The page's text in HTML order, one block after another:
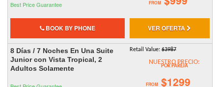
Best Price Guarantee FROM
BOOK BY PHONE VER OFERTA
8 Días / 7 Noches En Una Suite
Junior con Vista Tropical, 2
Adultos Solamente
Retail Value:$3987
NUESTRO PRECIO:
POR PAREJA
FROM $1299